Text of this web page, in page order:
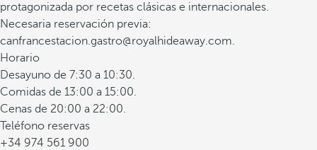
protagonizada por recetas clásicas e internacionales.
Necesaria reservación previa:
canfrancestacion.gastro@royalhideaway.com.
Horario
Desayuno de 7:30 a 10:30.
Comidas de 13:00 a 15:00.
Cenas de 20:00 a 22:00.
Teléfono reservas
+34 974 561 900